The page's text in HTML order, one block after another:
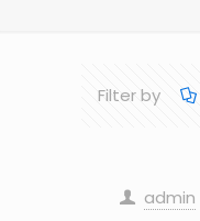
Filter by
admin